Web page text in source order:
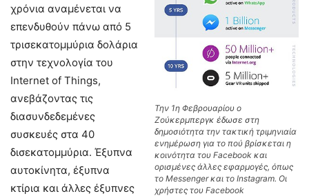
Την 1η Φεβρουαρίου ο
Ζούκερμπεργκ έδωσε στη
δημοσιότητα την τακτική τριμηνιαία
ενημέρωση για το πού βρίσκεται η
κοινότητα του Facebook και
ορισμένες άλλες εφαρμογές, όπως
το Messenger και το Instagram. Οι
χρήστες του Facebook
χρόνια αναμένεται να
επενδυθούν πάνω από 5
τρισεκατομμύρια δολάρια
στην τεχνολογία του
Internet of Things,
ανεβάζοντας τις
διασυνδεδεμένες
συσκευές στα 40
δισεκατομμύρια. Έξυπνα
αυτοκίνητα, έξυπνα
κτίρια και άλλες έξυπνες